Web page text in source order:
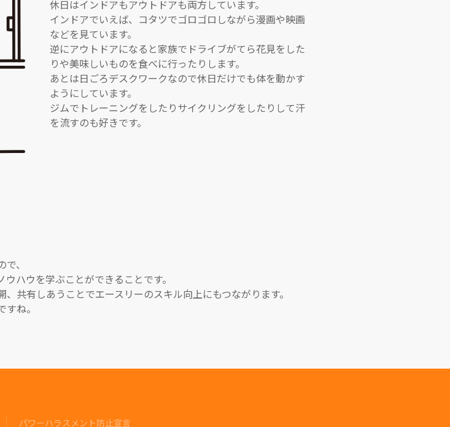
休日はインドアもアウトドアも両方しています。
インドアでいえば、コタツでゴロゴロしながら漫画や映画
などを見ています。
逆にアウトドアになると家族でドライブがてら花見をした
りや美味しいものを食べに行ったりします。
あとは日ごろデスクワークなので休日だけでも体を動かす
ようにしています。
ジムでトレーニングをしたりサイクリングをしたりして汗
を流すのも好きです。
、
ハウを学ぶことができることです。
共有しあうことでエースリーのスキル向上にもつながります。
ね。
パワーハラスメント防止宣言